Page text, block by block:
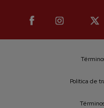
Política de